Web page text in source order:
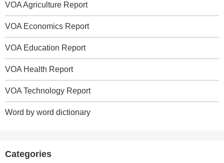
VOA Agriculture Report
VOA Economics Report
VOA Education Report
VOA Health Report
VOA Technology Report
Word by word dictionary
Categories